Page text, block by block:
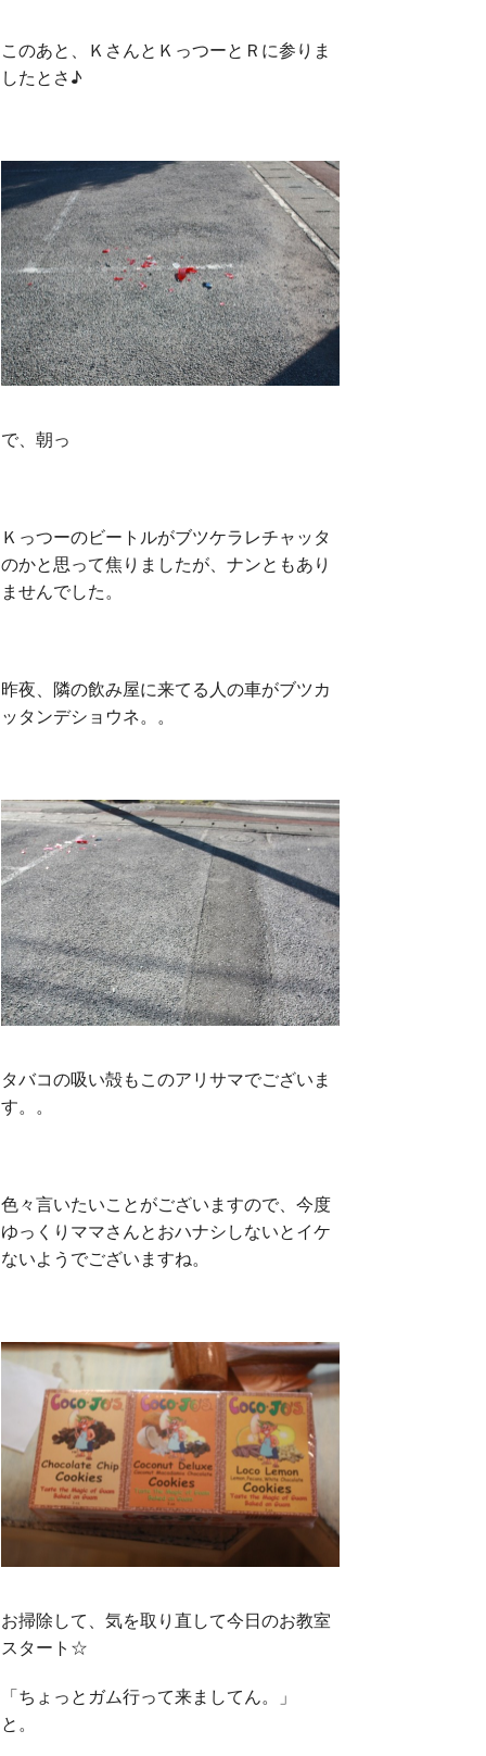
このあと、ＫさんとＫっつーとＲに参りま
したとさ♪
で、朝っ
Ｋっつーのビートルがブツケラレチャッタ
のかと思って焦りましたが、ナンともあり
ませんでした。
昨夜、隣の飲み屋に来てる人の車がブツカ
ッタンデショウネ。。
タバコの吸い殻もこのアリサマでございま
す。。
色々言いたいことがございますので、今度
ゆっくりママさんとおハナシしないとイケ
ないようでございますね。
お掃除して、気を取り直して今日のお教室
スタート☆
「ちょっとガム行って来ましてん。」
と。